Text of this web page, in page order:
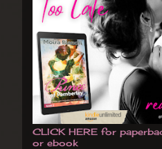
CLICK HERE for
or ebook